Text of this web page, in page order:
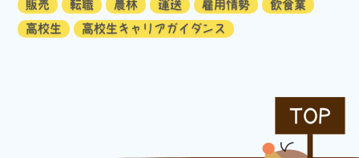
販売
転職 農林 運送 雇用情勢
飲食業
高校生
高校生キャリアガイダンス
TOP